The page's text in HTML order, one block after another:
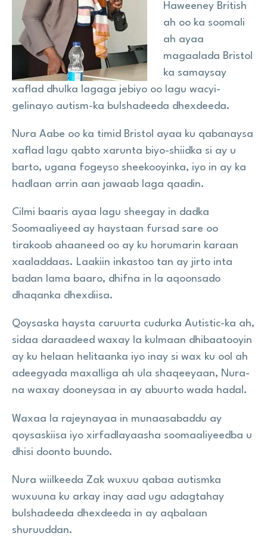
Haweeney British
ah oo ka soomali
ah ayaa
magaalada Bristol
ka samaysay
xaflad dhulka lagaga jebiyo oo lagu wacyi-
gelinayo autism-ka bulshadeeda dhexdeeda.
Nura Aabe oo ka timid Bristol ayaa ku qabanaysa
xaflad lagu qabto xarunta biyo-shiidka si ay u
barto, ugana fogeyso sheekooyinka, iyo in ay ka
hadlaan arrin aan jawaab laga qaadin.
Cilmi baaris ayaa lagu sheegay in dadka
Soomaaliyeed ay haystaan fursad sare oo
tirakoob ahaaneed oo ay ku horumarin karaan
xaaladdaas. Laakiin inkastoo tan ay jirto inta
badan lama baaro, dhifna in la aqoonsado
dhaqanka dhexdiisa.
Qoysaska haysta caruurta cudurka Autistic-ka ah,
sidaa daraadeed waxay la kulmaan dhibaatooyin
ay ku helaan helitaanka iyo inay si wax ku ool ah
adeegyada maxalliga ah ula shaqeeyaan, Nura-
na waxay dooneysaa in ay abuurto wada hadal.
Waxaa la rajeynayaa in munaasabaddu ay
qoysaskiisa iyo xirfadlayaasha soomaaliyeedba u
dhisi doonto buundo.
Nura wiilkeeda Zak wuxuu qabaa autismka
wuxuuna ku arkay inay aad ugu adagtahay
bulshadeeda dhexdeeda in ay aqbalaan
shuruuddan.